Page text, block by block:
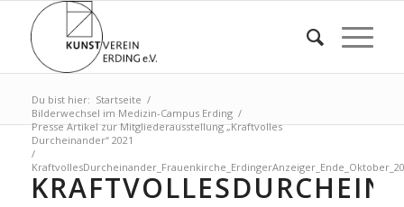
Du bist hier: Startseite /
Bilderwechsel im Medizin-Campus Erding /
Presse Artikel zur Mitgliederausstellung „Kraftvolles
Durcheinander“ 2021
/